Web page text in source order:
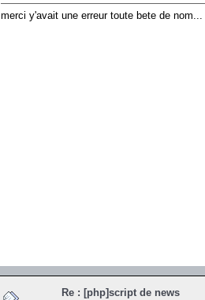
merci y'avait une erreur toute bete de nom...
Re : [php]script de news